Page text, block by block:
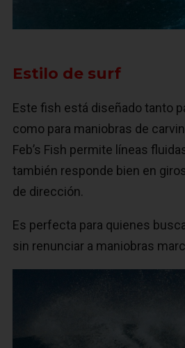
Estilo de surf
Este fish está diseñado tanto
como para maniobras de
Feb’s Fish permite líneas
también responde bien en
de dirección.
Es perfecta para quienes
sin renunciar a maniobras